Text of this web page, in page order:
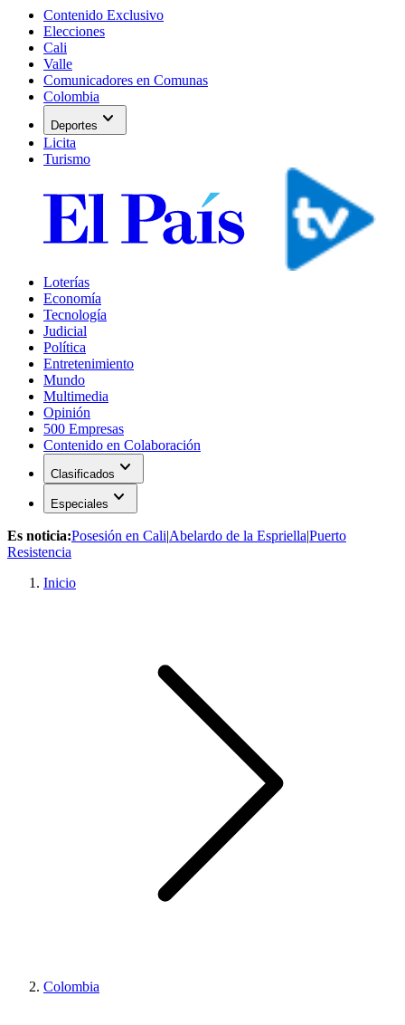
Contenido Exclusivo
Elecciones
Cali
Valle
Comunicadores en Comunas
Colombia
Deportes expand_more
Licita
Turismo
Loterías
Economía
Tecnología
Judicial
Política
Entretenimiento
Mundo
Multimedia
Opinión
500 Empresas
Contenido en Colaboración
Clasificados expand_more
Especiales expand_more
Es noticia:Posesión en Cali|Abelardo de la Espriella|Puerto
Resistencia
Inicio
Colombia